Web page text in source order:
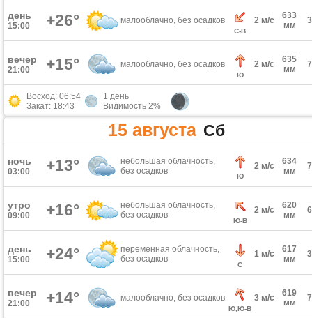
день
15:00 +26° малооблачно, без осадков
С-В
2 м/с
633
мм
вечер
21:00 +15° малооблачно, без осадков
Ю
2 м/с
635
мм
Восход: 06:54
Закат: 18:43
1 день
Видимость 2%
15 августа Сб
ночь
03:00 +13°
небольшая облачность,
без осадков
Ю
2 м/с
634
мм
утро
09:00 +16°
небольшая облачность,
без осадков
Ю-В
2 м/с
620
мм
день
15:00 +24°
переменная облачность,
без осадков
С
1 м/с
617
мм
вечер
21:00 +14° малооблачно, без осадков
Ю,Ю-В
3 м/с
619
мм